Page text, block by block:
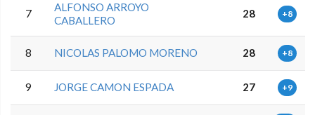
7
ALFONSO ARROYO
CABALLERO
28 +8
8 NICOLAS PALOMO MORENO 28 +8
9 JORGE CAMON ESPADA 27 +9